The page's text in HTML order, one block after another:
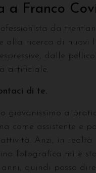
a Franco
da
alla ricerca di nuovi
dalle
artificiale.
di te.
giovanissimo a
come assistente e
Anzi, in realtà
fotografica mi è
quindi posso